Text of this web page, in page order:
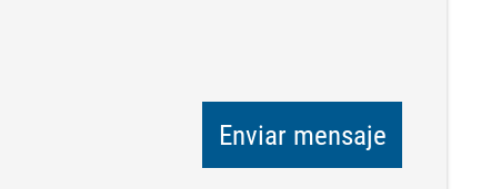
Enviar mensaje